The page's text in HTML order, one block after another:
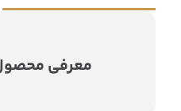
معرفی